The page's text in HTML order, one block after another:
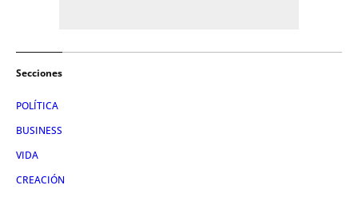
Secciones
POLÍTICA
BUSINESS
VIDA
CREACIÓN